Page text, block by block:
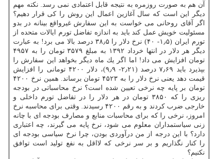
آن هم به صورت روزمره به نتیجه قابل اعتمادی نمی رسد. نكته مهم
دیگر این است كه سال آغازین اعمال این روش را كی قرار دهیم؟
اگر آقای روحانی می خواست به این سفارش غیرواقع بینانه در بدو
مسئولیت خویش عمل كند باید به اندازه تفاضل تورم ایالات متحده از
تورم ایران (۱٫۵- ۴۰) نرخ دلار را ۳۸٫۵ درصد بالا می برد! به عبارت
دیگر هر دلار در انتها خرداد ۱۳۹۲ به مبلغ ۳۵۷۹ تومان را به ۴۹۵۷
تومان افزایش می داد! اما اگر یك ماه دیگر بخواهد این سفارش را
بپذیرد باید ۷٫۶۹ درصد (۲٫۲۱- ۹٫۹)، دلار ۴۲۰۰ تومانی را افزایش
قیمت دهد یعنی نرخ دلار را به ۴۵۲۳ تومان برساند. همین نرخ ۴۲۰۰
تومان بر پایه چه نرخی تعیین شده است؟ نرخ محاسباتی در بودجه
ریزی را كه ۳۸۵۰ تومان در هر دلار را در تفاضل تورم داخلی و
خارجی ضرب كردند و به رقم ۴۲۰۰ رسیدند. وقتی برای محاسبه نرخ
امروز، نرخی را كه برای محاسبات منابع و مصارف بودجه ای با چانه
زنی سیاستمداران معلوم می شود، نرخ پایه می گیرند، چه اعتباری
دارد؟ با این درجه از من درآوردی بودن، چرا نرخ سیاسی بودجه ای
را كنار نگذاریم و بر سر نرخی كه لااقل به نفع تولید است توافق
نكنیم؟